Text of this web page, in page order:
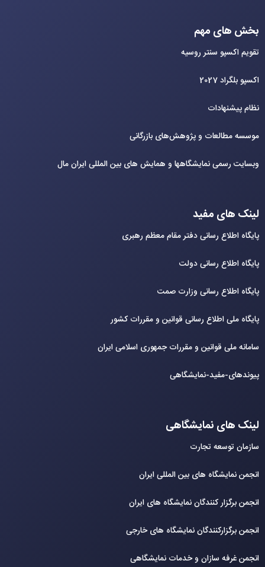
بخش های مهم
تقویم اکسپو سنتر روسیه
اکسپو بلگراد 2027
نظام پیشنهادات
موسسه مطالعات و پژوهش‌های بازرگانی
وبسایت رسمی نمایشگاهها و همایش های بین‌ المللی ایران مال
لینک های مفید
پایگاه اطلاع رسانی دفتر مقام معظم رهبری
پایگاه اطلاع رسانی دولت
پایگاه اطلاع رسانی وزارت صمت
پایگاه ملی اطلاع رسانی قوانین و مقررات کشور
سامانه ملی قوانین و مقررات جمهوری اسلامی ایران
پیوندهای-مفید-نمایشگاهی
لینک های نمایشگاهی
سازمان توسعه تجارت
انجمن نمایشگاه های بین المللی ایران
انجمن برگزار کنندگان نمایشگاه های ایران
انجمن برگزارکنندگان نمایشگاه های خارجی
انجمن غرفه سازان و خدمات نمایشگاهی